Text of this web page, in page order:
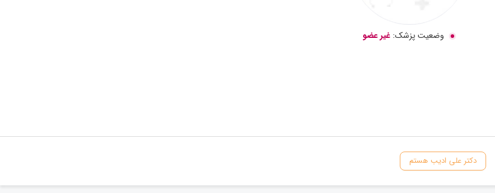
وضعیت پزشک: غیر عضو
دکتر علی ادیب هستم